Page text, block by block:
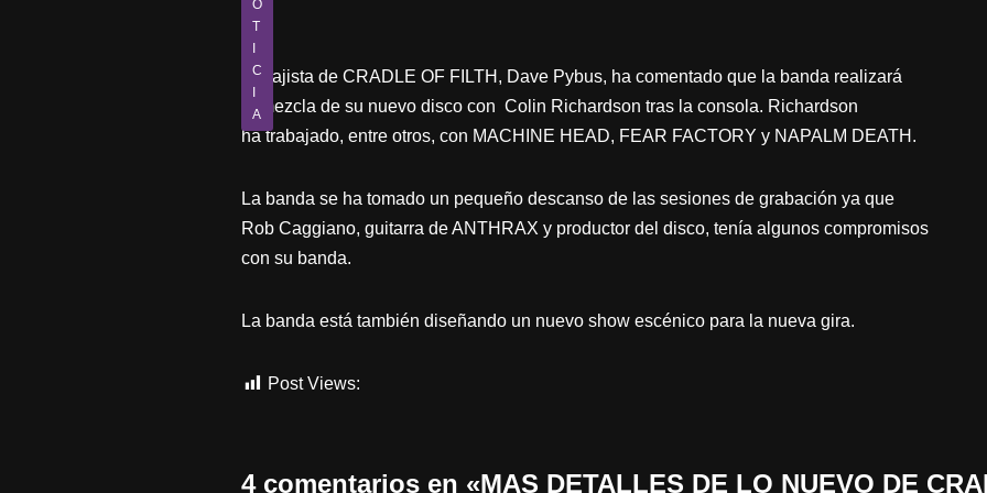
O
T
C
A
El bajista de CRADLE OF FILTH, Dave Pybus, ha comentado que la banda realizará
la mezcla de su nuevo disco con Colin Richardson tras la consola. Richardson
ha trabajado, entre otros, con MACHINE HEAD, FEAR FACTORY y NAPALM DEATH.
La banda se ha tomado un pequeño descanso de las sesiones de grabación ya que
Rob Caggiano, guitarra de ANTHRAX y productor del disco, tenía algunos compromisos
con su banda.
La banda está también diseñando un nuevo show escénico para la nueva gira.
Post Views:
4 comentarios en «MAS DETALLES DE LO NUEVO DE